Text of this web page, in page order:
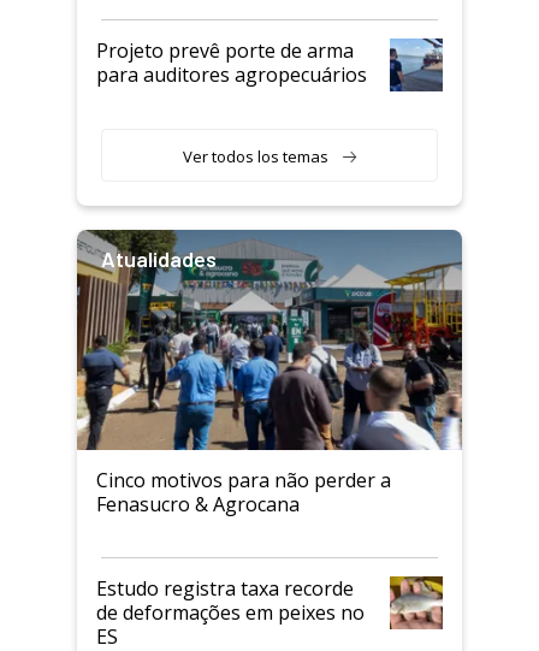
Projeto prevê porte de arma
para auditores agropecuários
Ver todos los temas
Atualidades
Cinco motivos para não perder a
Fenasucro & Agrocana
Estudo registra taxa recorde
de deformações em peixes no
ES